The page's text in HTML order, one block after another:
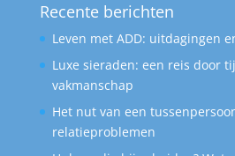
Recente berichten
Leven met ADD: uitdagingen
Luxe sieraden: een reis door
vakmanschap
Het nut van een
relatieproblemen